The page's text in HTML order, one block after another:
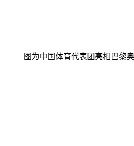
图为中国体育代表团亮相巴黎